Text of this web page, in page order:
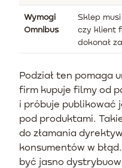
Wymogi
Omnibus
Sklep
czy klient
dokonał
Podział ten pomaga
firm kupuje filmy od
i próbuje publikować
pod produktami.
do złamania
konsumentów w
być jasno